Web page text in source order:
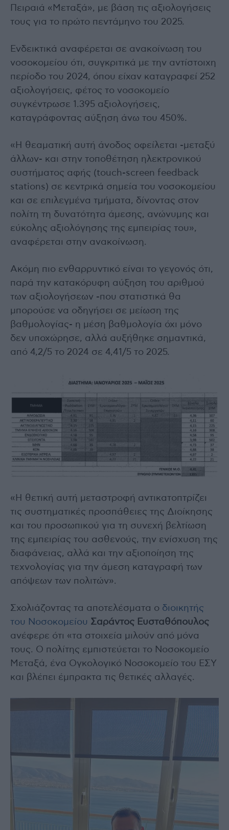
Πειραιά «Μεταξά», με βάση τις αξιολογήσεις
τους για το πρώτο πεντάμηνο του 2025.
Ενδεικτικά αναφέρεται σε ανακοίνωση του
νοσοκομείου ότι, συγκριτικά με την αντίστοιχη
περίοδο του 2024, όπου είχαν καταγραφεί 252
αξιολογήσεις, φέτος το νοσοκομείο
συγκέντρωσε 1.395 αξιολογήσεις,
καταγράφοντας αύξηση άνω του 450%.
«Η θεαματική αυτή άνοδος οφείλεται -μεταξύ
άλλων- και στην τοποθέτηση ηλεκτρονικού
συστήματος αφής (touch-screen feedback
stations) σε κεντρικά σημεία του νοσοκομείου
και σε επιλεγμένα τμήματα, δίνοντας στον
πολίτη τη δυνατότητα άμεσης, ανώνυμης και
εύκολης αξιολόγησης της εμπειρίας του»,
αναφέρεται στην ανακοίνωση.
Ακόμη πιο ενθαρρυντικό είναι το γεγονός ότι,
παρά την κατακόρυφη αύξηση του αριθμού
των αξιολογήσεων -που στατιστικά θα
μπορούσε να οδηγήσει σε μείωση της
βαθμολογίας- η μέση βαθμολογία όχι μόνο
δεν υποχώρησε, αλλά αυξήθηκε σημαντικά,
από 4,2/5 το 2024 σε 4,41/5 το 2025.
«Η θετική αυτή μεταστροφή αντικατοπτρίζει
τις συστηματικές προσπάθειες της Διοίκησης
και του προσωπικού για τη συνεχή βελτίωση
της εμπειρίας του ασθενούς, την ενίσχυση της
διαφάνειας, αλλά και την αξιοποίηση της
τεχνολογίας για την άμεση καταγραφή των
απόψεων των πολιτών».
Σχολιάζοντας τα αποτελέσματα ο διοικητής
του Νοσοκομείου Σαράντος Ευσταθόπουλος
ανέφερε ότι «τα στοιχεία μιλούν από μόνα
τους. Ο πολίτης εμπιστεύεται το Νοσοκομείο
Μεταξά, ένα Ογκολογικό Νοσοκομείο του ΕΣΥ
και βλέπει έμπρακτα τις θετικές αλλαγές.